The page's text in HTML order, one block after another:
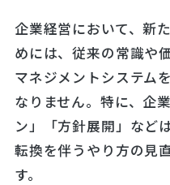
企業経営において、新
めには、従来の常識や
マネジメントシステム
なりません。特に、企
ン」「方針展開」など
転換を伴うやり方の見
す。